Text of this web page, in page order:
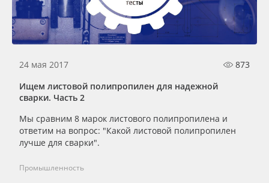
24 мая 2017
873
Ищем листовой полипропилен для надежной
сварки. Часть 2
Мы сравним 8 марок листового полипропилена и
ответим на вопрос: "Какой листовой полипропилен
лучше для сварки".
Промышленность